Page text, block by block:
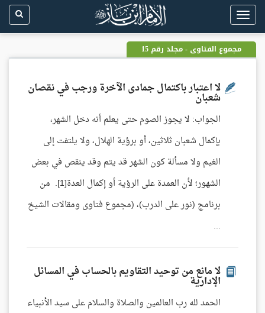
Toggle
navigation
مجموع الفتاوى - مجلد رقم 15
لا اعتبار باكتمال جمادى الآخرة ورجب في نقصان
شعبان
الجواب: لا يجوز الصوم حتى يعلم أنه دخل الشهر،
بإكمال شعبان ثلاثين، أو برؤية الهلال، ولا يلتفت إلى
الغيم ولا مسألة كون الشهر قد يتم وقد ينقص في بعض
الشهور؛ لأن العمدة على الرؤية أو إكمال العدة[1]. من
برنامج (نور على الدرب)، (مجموع فتاوى ومقالات الشيخ
...
لا مانع من توحيد التقاويم بالحساب في المسائل
الإدارية
الحمد لله رب العالمين والصلاة والسلام على سيد الأنبياء